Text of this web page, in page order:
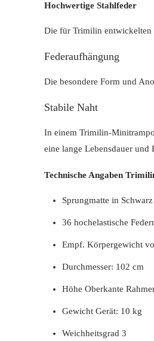
Hochwertige Stahlfeder
Die für Trimilin entwickelten
Federaufhängung
Die besondere Form und
Stabile Naht
In einem Trimilin-
eine lange Lebensdauer und
Technische Angaben
Sprungmatte in
36 hochelastische
Empf. Körpergewicht
Durchmesser: 102 cm
Höhe Oberkante
Gewicht Gerät: 10 kg
Weichheitsgrad 3